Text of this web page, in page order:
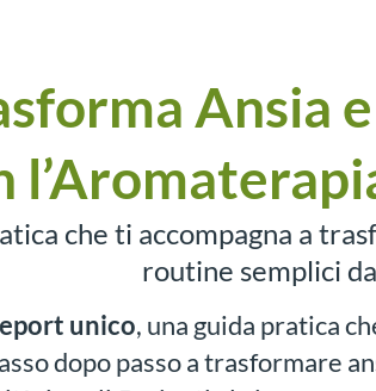
Ansia
che ti accompagna a
routine semplici
unico, una guida pratica
dopo passo a trasformare